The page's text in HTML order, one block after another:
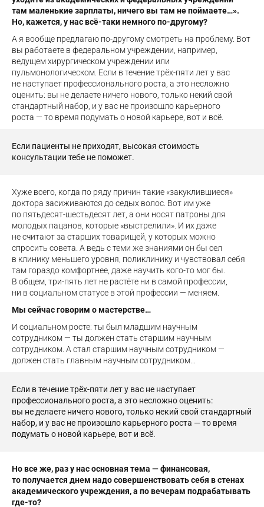
там маленькие зарплаты, ничего вы там не поймаете…».
Но, кажется, у нас всё-таки немного по-другому?
А я вообще предлагаю по-другому смотреть на проблему. Вот
вы работаете в федеральном учреждении, например,
ведущем хирургическом учреждении или
пульмонологическом. Если в течение трёх-пяти лет у вас
не наступает профессионального роста, а это несложно
оценить: вы не делаете ничего нового, только некий свой
стандартный набор, и у вас не произошло карьерного
роста — то время подумать о новой карьере, вот и всё.
Если пациенты не приходят, высокая стоимость
консультации тебе не поможет.
Хуже всего, когда по ряду причин такие «закуклившиеся»
доктора засиживаются до седых волос. Вот им уже
по пятьдесят-шестьдесят лет, а они носят патроны для
молодых пацанов, которые «выстрелили». И их даже
не считают за старших товарищей, у которых можно
спросить совета. А ведь с теми же знаниями он бы сел
в клинику меньшего уровня, поликлинику и чувствовал себя
там гораздо комфортнее, даже научить кого-то мог бы.
В общем, три-пять лет не растёте ни в самой профессии,
ни в социальном статусе в этой профессии — меняем.
Мы сейчас говорим о мастерстве…
И социальном росте: ты был младшим научным
сотрудником — ты должен стать старшим научным
сотрудником. А стал старшим научным сотрудником —
должен стать главным научным сотрудником…
Если в течение трёх-пяти лет у вас не наступает
профессионального роста, а это несложно оценить:
вы не делаете ничего нового, только некий свой стандартный
набор, и у вас не произошло карьерного роста — то время
подумать о новой карьере, вот и всё.
Но все же, раз у нас основная тема — финансовая,
то получается днем надо совершенствовать себя в стенах
академического учреждения, а по вечерам подрабатывать
где-то?